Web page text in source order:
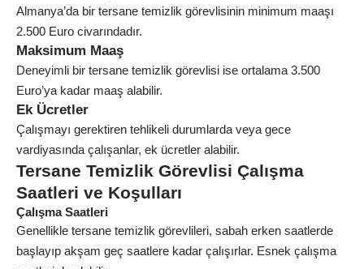
Almanya’da bir tersane temizlik görevlisinin minimum maaşı
2.500 Euro civarındadır.
Maksimum Maaş
Deneyimli bir tersane temizlik görevlisi ise ortalama 3.500
Euro’ya kadar maaş alabilir.
Ek Ücretler
Çalışmayı gerektiren tehlikeli durumlarda veya gece
vardiyasında çalışanlar, ek ücretler alabilir.
Tersane Temizlik Görevlisi Çalışma
Saatleri ve Koşulları
Çalışma Saatleri
Genellikle tersane temizlik görevlileri, sabah erken saatlerde
başlayıp akşam geç saatlere kadar çalışırlar. Esnek çalışma